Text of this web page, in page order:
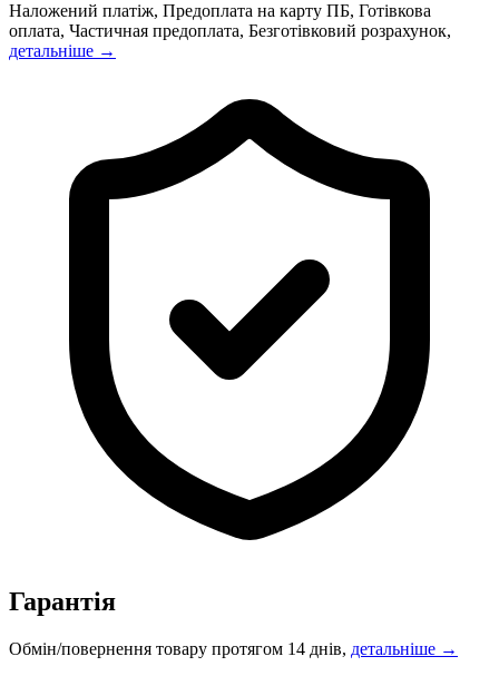
Наложений платіж, Предоплата на карту ПБ, Готівкова
оплата, Частичная предоплата, Безготівковий розрахунок,
детальніше →
Гарантія
Обмін/повернення товару протягом 14 днів, детальніше →